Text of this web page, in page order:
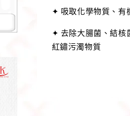
✦ 吸取化學物質、有
✦ 去除大腸菌、結核
紅鏽污濁物質